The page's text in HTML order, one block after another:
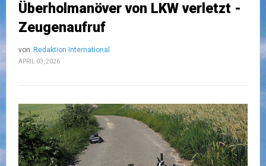
Überholmanöver von LKW verletzt -
Zeugenaufruf
von Redaktion International
APRIL 03, 2026